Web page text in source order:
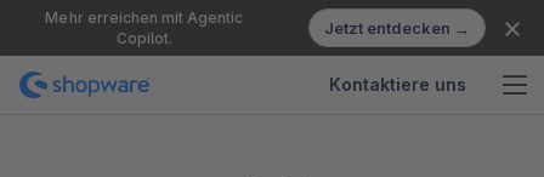
Mehr erreichen mit Agentic
Copilot.
Jetzt entdecken →
Kontaktiere uns